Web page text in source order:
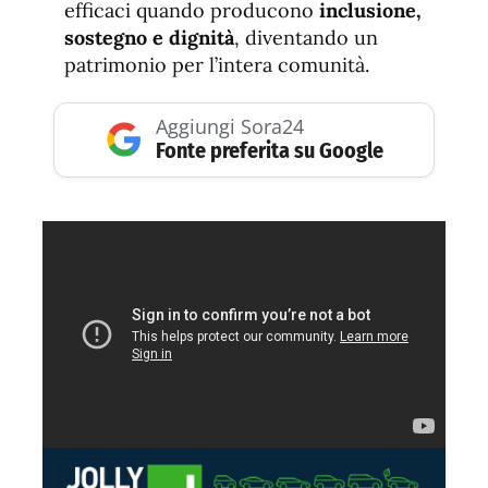
efficaci quando producono inclusione,
sostegno e dignità, diventando un
patrimonio per l’intera comunità.
Aggiungi Sora24
Fonte preferita su Google